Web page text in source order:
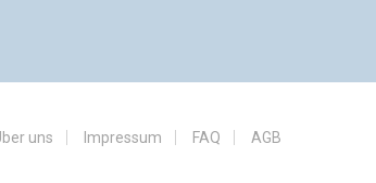
uns Impressum FAQ AGB